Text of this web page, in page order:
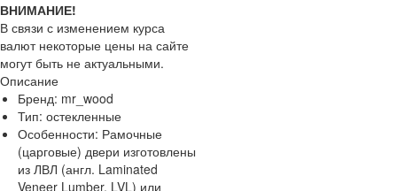
ВНИМАНИЕ!
В связи с изменением курса
валют некоторые цены на сайте
могут быть не актуальными.
Описание
Бренд: mr_wood
Тип: остекленные
Особенности: Рамочные
(царговые) двери изготовлены
из ЛВЛ (англ. Laminated
Veneer Lumber, LVL) или